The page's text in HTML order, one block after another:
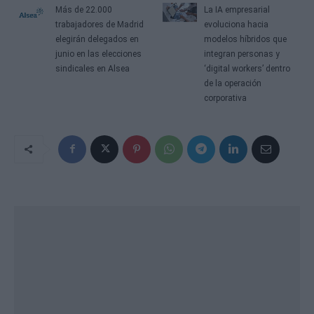
Más de 22.000
trabajadores de Madrid
elegirán delegados en
junio en las elecciones
sindicales en Alsea
La IA empresarial
evoluciona hacia
modelos híbridos que
integran personas y
‘digital workers’ dentro
de la operación
corporativa